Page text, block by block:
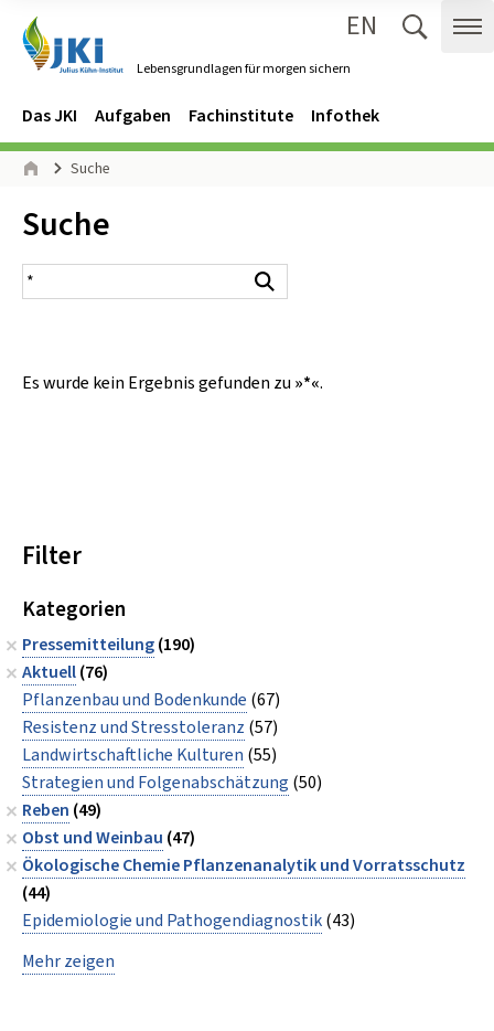
Lebensgrundlagen für morgen sichern
EN
Navigation
Hauptmenü
Das JKI Aufgaben Fachinstitute Infothek
Seitenpfad
Suche
Inhalt:
Suche
Suchergebnis
Es wurde kein Ergebnis gefunden zu »*«.
Filter
Kategorien
Pressemitteilung(190)
Aktuell(76)
Pflanzenbau und Bodenkunde (67)
Resistenz und Stresstoleranz (57)
Landwirtschaftliche Kulturen (55)
Strategien und Folgenabschätzung (50)
Reben (49)
Obst und Weinbau (47)
Ökologische Chemie Pflanzenanalytik und Vorratsschutz
(44)
Epidemiologie und Pathogendiagnostik(43)
Mehr zeigen